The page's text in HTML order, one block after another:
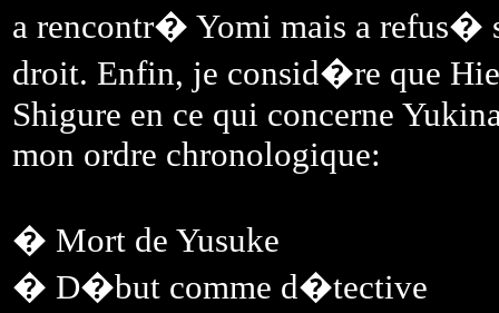
a rencontr� Yomi mais a refus�
droit. Enfin, je consid�re que
Shigure en ce qui concerne
mon ordre chronologique:
� Mort de Yusuke
� D�but comme d�tective